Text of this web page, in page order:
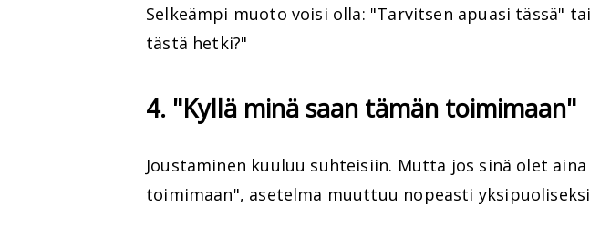
Selkeämpi muoto voisi olla: "Tarvitsen apuasi tässä"
tästä hetki?"
4. "Kyllä minä saan tämän toimimaan"
Joustaminen kuuluu suhteisiin. Mutta jos sinä olet aina
toimimaan", asetelma muuttuu nopeasti